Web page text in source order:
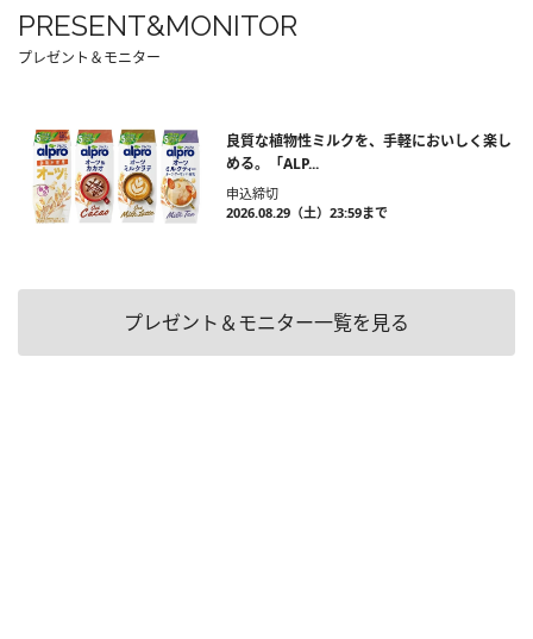
PRESENT&MONITOR
プレゼント＆モニター
良質な植物性ミルクを、手軽においしく楽し
める。「ALP...
申込締切
2026.08.29（土）23:59まで
プレゼント＆モニター一覧を見る